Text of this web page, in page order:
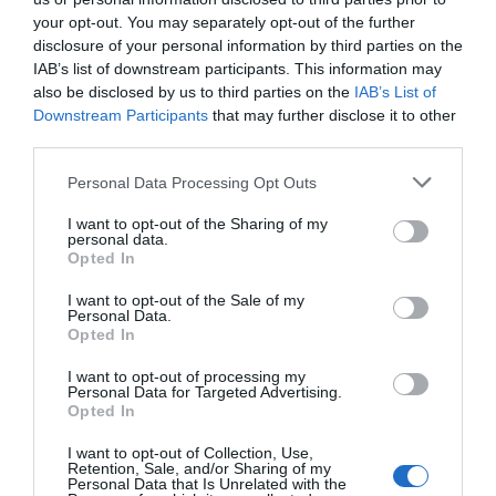
your opt-out. You may separately opt-out of the further
disclosure of your personal information by third parties on the
IAB’s list of downstream participants. This information may
also be disclosed by us to third parties on the IAB’s List of
Downstream Participants that may further disclose it to other
Personal Data Processing Opt Outs
I want to opt-out of the Sharing of my
personal data.
Opted In
I want to opt-out of the Sale of my
Personal Data.
Opted In
I want to opt-out of processing my
Personal Data for Targeted Advertising.
Opted In
I want to opt-out of Collection, Use,
Retention, Sale, and/or Sharing of my
Personal Data that Is Unrelated with the
Βγήκε ειδική παιδοψυχολόγος στο Kontra και έκανε λόγο
για εγκληματική διαχείριση από τους ψυχολόγους της
αστυνομίας που προκάλεσαν χειρότερα τραύματα στην
12χρονη από αυτά που ήδη είχε.
Αν φτάνουμε στο σημείο ένας ενήλικος να ομολογεί πως
συνευρέθηκε με μια 12χρονη, αλλά αυτό να μην
συναίνεση και να περιλαμβάνει τη συνθήκη της
κατάχρησης, τότε χειρότερα δε μπορούμε να πάμε.
Στα μάτια ενός απλού παρατηρητή, είναι εμφανές πως
εφευρέθηκαν λεκτικά-νομικά σχήματα ώστε να μην
βρεθεί ο Μίχος σε ανώτερη κλίμακα ποινής. Ο νόμος
έχει ξεκάθαρη ποινή για βιασμό ανηλίκου, αλλά πολύ πιο
«απαλή» για «διακεκριμένη κατάχρηση».
Ούτε νομικά ούτε, πολύ περισσότερο, ηθικά